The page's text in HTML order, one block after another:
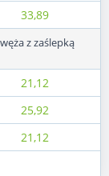
33,89
z zaślepką
21,12
25,92
21,12